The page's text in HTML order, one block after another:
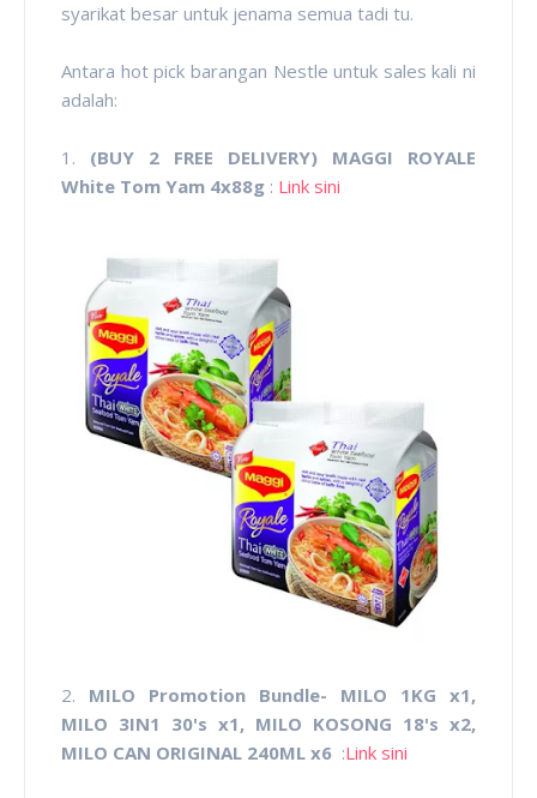
syarikat besar untuk jenama semua tadi tu.
Antara hot pick barangan Nestle untuk sales kali ni
adalah:
1. (BUY 2 FREE DELIVERY) MAGGI ROYALE
White Tom Yam 4x88g : Link sini
2. MILO Promotion Bundle- MILO 1KG x1,
MILO 3IN1 30's x1, MILO KOSONG 18's x2,
MILO CAN ORIGINAL 240ML x6 :Link sini